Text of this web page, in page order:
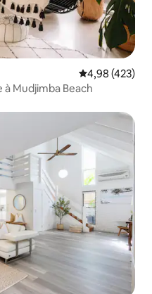
Évaluation
4,98 (423)
à Mudjimba Beach